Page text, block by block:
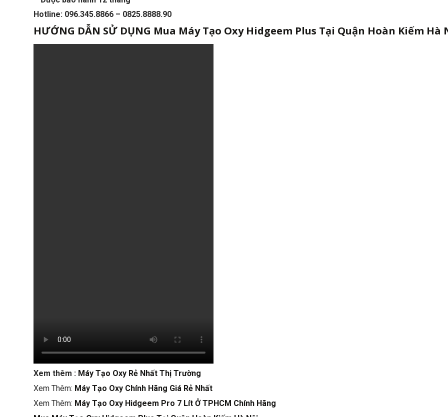
Hotline: 096.345.8866 – 0825.8888.90
HƯỚNG DẪN SỬ DỤNG Mua Máy Tạo Oxy Hidgeem Plus Tại Quận Hoàn Kiếm Hà
Xem thêm : Máy Tạo Oxy Rẻ Nhất Thị Trường
Xem Thêm: Máy Tạo Oxy Chính Hãng Giá Rẻ Nhất
Xem Thêm: Máy Tạo Oxy Hidgeem Pro 7 Lít Ở TPHCM Chính Hãng